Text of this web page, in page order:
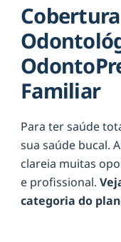
Familiar
Para ter saúde
sua saúde bucal.
clareia muitas
e profissional.
categoria do